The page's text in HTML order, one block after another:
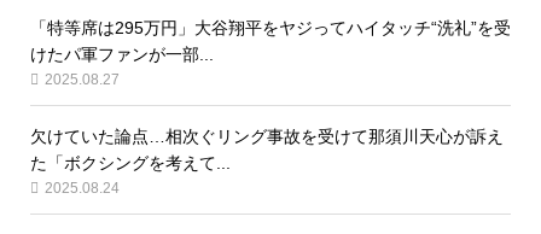
「特等席は295万円」大谷翔平をヤジってハイタッチ“洗礼”を受
けたパ軍ファンが一部...
2025.08.27
欠けていた論点…相次ぐリング事故を受けて那須川天心が訴え
た「ボクシングを考えて...
2025.08.24